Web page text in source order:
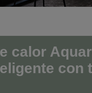
calor
con